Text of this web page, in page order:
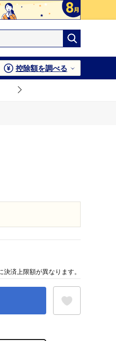
控除額を調べる
決済上限額が異なります。